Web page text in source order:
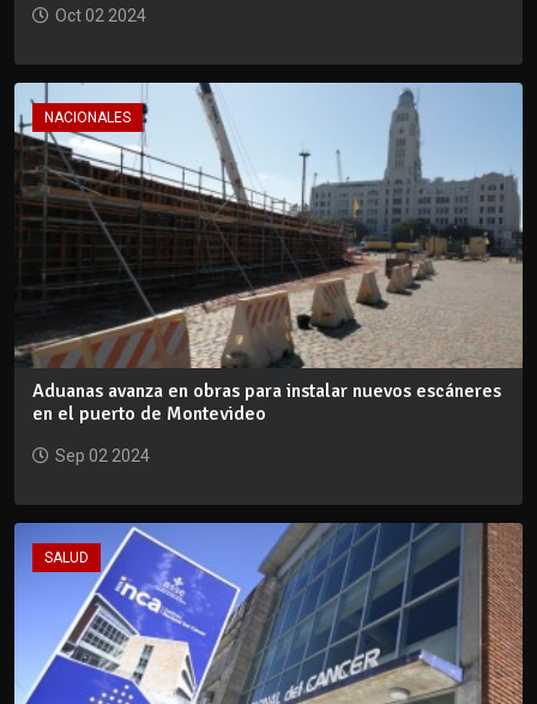
Oct 02 2024
NACIONALES
Aduanas avanza en obras para instalar nuevos escáneres
en el puerto de Montevideo
Sep 02 2024
SALUD